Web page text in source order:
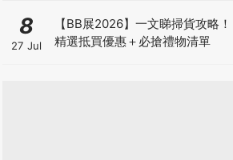
8
27 Jul
【BB展2026】一文睇掃貨攻略！
精選抵買優惠＋必搶禮物清單